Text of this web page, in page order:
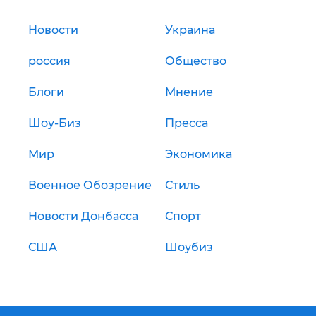
Новости Украина
россия Общество
Блоги Мнение
Шоу-Биз Пресса
Мир Экономика
Военное Обозрение Стиль
Новости Донбасса Спорт
США Шоубиз